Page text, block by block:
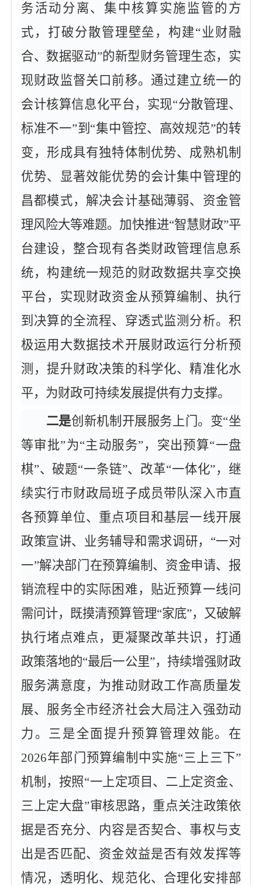
务活动分离、集中核算实施监管的方
式，打破分散管理壁垒，构建“业财融
合、数据驱动”的新型财务管理生态，实
现财政监督关口前移。通过建立统一的
会计核算信息化平台，实现“分散管理、
标准不一”到“集中管控、高效规范”的转
变，形成具有独特体制优势、成熟机制
优势、显著效能优势的会计集中管理的
昌都模式，解决会计基础薄弱、资金管
理风险大等难题。加快推进“智慧财政”平
台建设，整合现有各类财政管理信息系
统，构建统一规范的财政数据共享交换
平台，实现财政资金从预算编制、执行
到决算的全流程、穿透式监测分析。积
极运用大数据技术开展财政运行分析预
测，提升财政决策的科学化、精准化水
平，为财政可持续发展提供有力支撑。
二是创新机制开展服务上门。变“坐
等审批”为“主动服务”，突出预算“一盘
棋”、破题“一条链”、改革“一体化”，继
续实行市财政局班子成员带队深入市直
各预算单位、重点项目和基层一线开展
政策宣讲、业务辅导和需求调研，“一对
一”解决部门在预算编制、资金申请、报
销流程中的实际困难，贴近预算一线问
需问计，既摸清预算管理“家底”，又破解
执行堵点难点，更凝聚改革共识，打通
政策落地的“最后一公里”，持续增强财政
服务满意度，为推动财政工作高质量发
展、服务全市经济社会大局注入强劲动
力。三是全面提升预算管理效能。在
2026年部门预算编制中实施“三上三下”
机制，按照“一上定项目、二上定资金、
三上定大盘”审核思路，重点关注政策依
据是否充分、内容是否契合、事权与支
出是否匹配、资金效益是否有效发挥等
情况，透明化、规范化、合理化安排部